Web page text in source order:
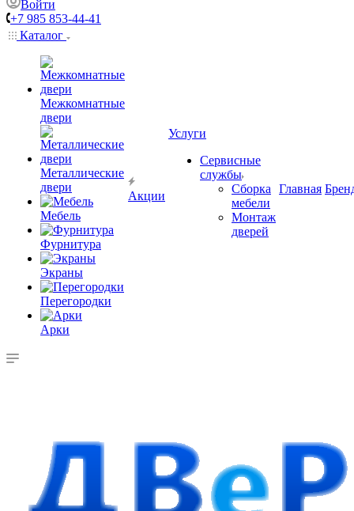
Войти
+7 985 853-44-41
Каталог
Межкомнатные
двери
Металлические
двери
Мебель
Фурнитура
Экраны
Перегородки
Арки
Акции
Услуги
Сервисные
службы
Сборка
мебели
Монтаж
дверей
Главная